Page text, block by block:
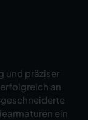
und präziser
an
ein